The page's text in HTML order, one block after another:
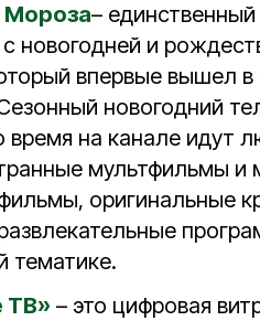
Мороза–
новогодней и
впервые вышел в
новогодний
время на канале идут
мультфильмы и
оригинальные
тематике.
ТВ» – это цифровая